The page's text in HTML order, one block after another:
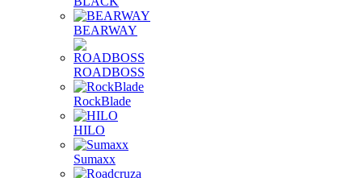
BEARWAY
ROADBOSS
RockBlade
HILO
Sumaxx